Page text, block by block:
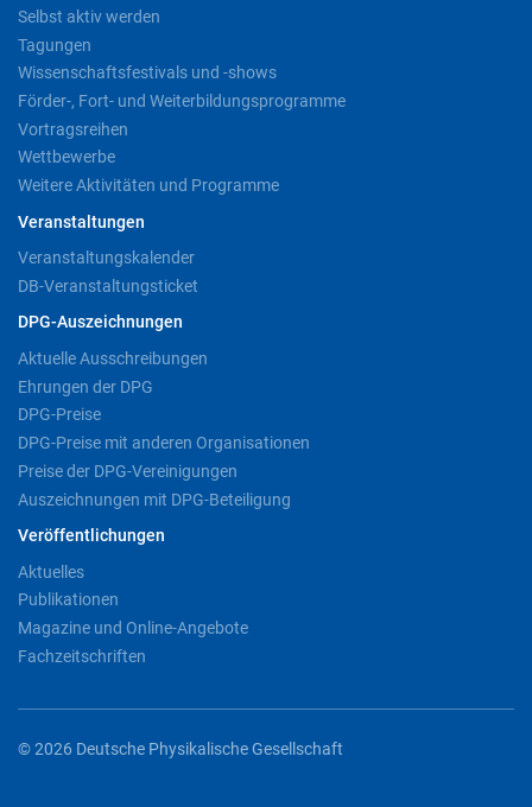
Selbst aktiv werden
Tagungen
Wissenschaftsfestivals und -shows
Förder-, Fort- und Weiterbildungsprogramme
Vortragsreihen
Wettbewerbe
Weitere Aktivitäten und Programme
Veranstaltungen
Veranstaltungskalender
DB-Veranstaltungsticket
DPG-Auszeichnungen
Aktuelle Ausschreibungen
Ehrungen der DPG
DPG-Preise
DPG-Preise mit anderen Organisationen
Preise der DPG-Vereinigungen
Auszeichnungen mit DPG-Beteiligung
Veröffentlichungen
Aktuelles
Publikationen
Magazine und Online-Angebote
Fachzeitschriften
© 2026 Deutsche Physikalische Gesellschaft